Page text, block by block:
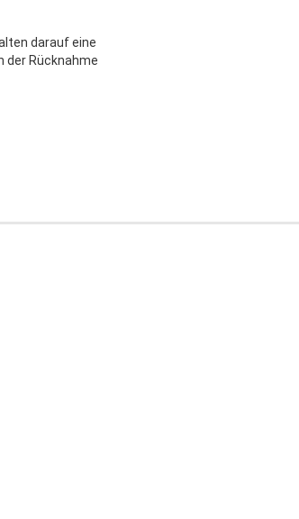
darauf eine
der Rücknahme